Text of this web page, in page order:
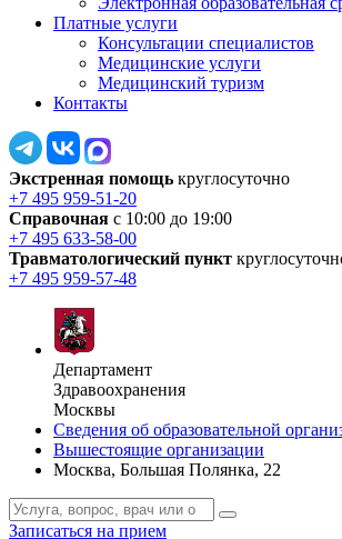
Платные услуги
Консультации специалистов
Медицинские услуги
Медицинский туризм
Контакты
Экстренная помощь круглосуточно
+7 495 959-51-20
Справочная с 10:00 до 19:00
+7 495 633-58-00
Травматологический пункт
+7 495 959-57-48
Департамент
Здравоохранения
Москвы
Сведения об образовательной
Вышестоящие организации
Москва, Большая Полянка, 22
Записаться на прием